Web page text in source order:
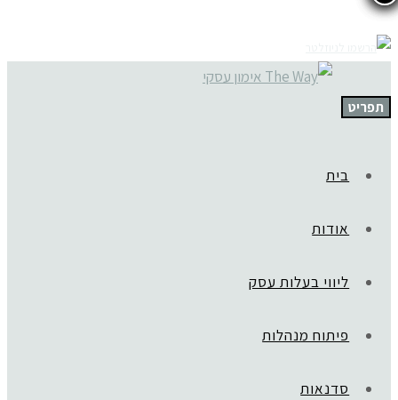
תפריט
בית
אודות
ליווי בעלות עסק
פיתוח מנהלות
סדנאות